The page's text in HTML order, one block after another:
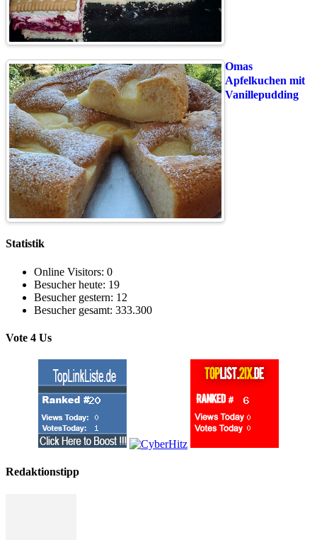
Omas
Apfelkuchen mit
Vanillepudding
Statistik
Online Visitors: 0
Besucher heute: 19
Besucher gestern: 12
Besucher gesamt: 333.300
Vote 4 Us
Redaktionstipp